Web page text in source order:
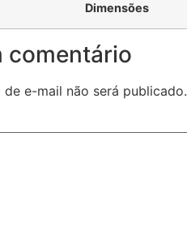
Dimensões
comentário
de e-mail não será publicado.